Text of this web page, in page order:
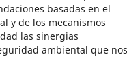
basadas en el
y de los mecanismos
las sinergias
ambiental que nos